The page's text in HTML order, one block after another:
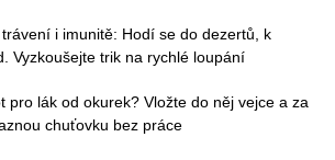
i imunitě: Hodí se do dezertů, k
Vyzkoušejte trik na rychlé loupání
pro lák od okurek? Vložte do něj vejce a za
chuťovku bez práce